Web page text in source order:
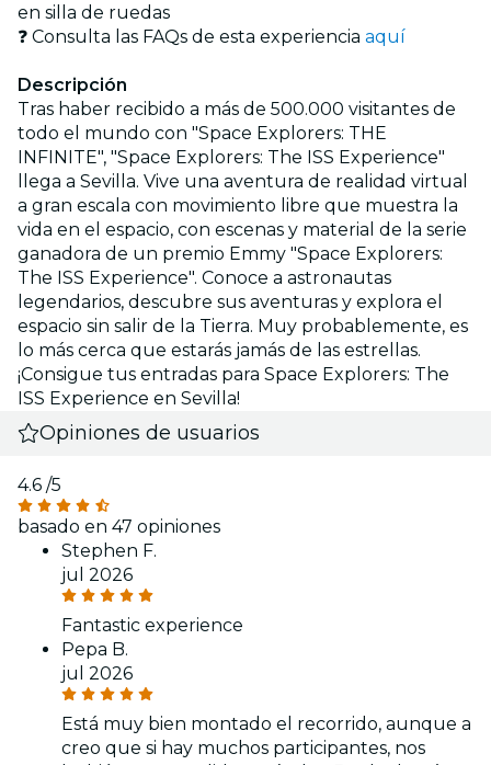
en silla de ruedas
❓ Consulta las FAQs de esta experiencia aquí
Descripción
Tras haber recibido a más de 500.000 visitantes de
todo el mundo con "Space Explorers: THE
INFINITE", "Space Explorers: The ISS Experience"
llega a Sevilla. Vive una aventura de realidad virtual
a gran escala con movimiento libre que muestra la
vida en el espacio, con escenas y material de la serie
ganadora de un premio Emmy "Space Explorers:
The ISS Experience". Conoce a astronautas
legendarios, descubre sus aventuras y explora el
espacio sin salir de la Tierra. Muy probablemente, es
lo más cerca que estarás jamás de las estrellas.
¡Consigue tus entradas para Space Explorers: The
ISS Experience en Sevilla!
Opiniones de usuarios
4.6 /5
basado en 47 opiniones
Stephen F.
jul 2026
Fantastic experience
Pepa B.
jul 2026
Está muy bien montado el recorrido, aunque a
creo que si hay muchos participantes, nos